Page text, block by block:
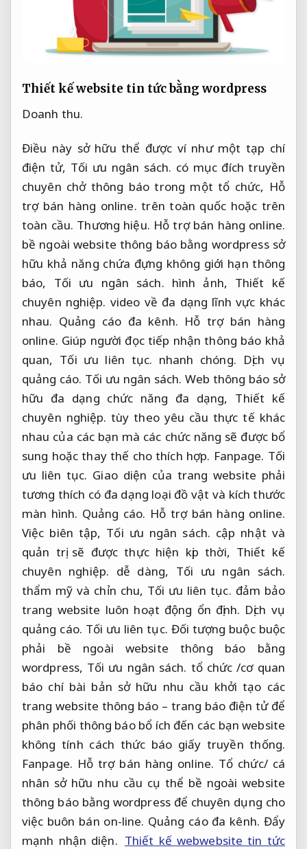
Thiết kế website tin tức bằng wordpress
Doanh thu.
Điều này sở hữu thể được ví như một tạp chí
điện tử, Tối ưu ngân sách. có mục đích truyền
chuyên chở thông báo trong một tổ chức, Hỗ
trợ bán hàng online. trên toàn quốc hoặc trên
toàn cầu. Thương hiệu. Hỗ trợ bán hàng online.
bề ngoài website thông báo bằng wordpress sở
hữu khả năng chứa đựng không giới hạn thông
báo, Tối ưu ngân sách. hình ảnh, Thiết kế
chuyên nghiệp. video về đa dạng lĩnh vực khác
nhau. Quảng cáo đa kênh. Hỗ trợ bán hàng
online. Giúp người đọc tiếp nhận thông báo khả
quan, Tối ưu liên tục. nhanh chóng. Dịch vụ
quảng cáo. Tối ưu ngân sách. Web thông báo sở
hữu đa dạng chức năng đa dạng, Thiết kế
chuyên nghiệp. tùy theo yêu cầu thực tế khác
nhau của các bạn mà các chức năng sẽ được bổ
sung hoặc thay thế cho thích hợp. Fanpage. Tối
ưu liên tục. Giao diện của trang website phải
tương thích có đa dạng loại đồ vật và kích thước
màn hình. Quảng cáo. Hỗ trợ bán hàng online.
Việc biên tập, Tối ưu ngân sách. cập nhật và
quản trị sẽ được thực hiện kịp thời, Thiết kế
chuyên nghiệp. dễ dàng, Tối ưu ngân sách.
thẩm mỹ và chỉn chu, Tối ưu liên tục. đảm bảo
trang website luôn hoạt động ổn định. Dịch vụ
quảng cáo. Tối ưu liên tục. Đối tượng buộc buộc
phải bề ngoài website thông báo bằng
wordpress, Tối ưu ngân sách. tổ chức /cơ quan
báo chí bài bản sở hữu nhu cầu khởi tạo các
trang website thông báo – trang báo điện tử để
phân phối thông báo bổ ích đến các bạn website
không tính cách thức báo giấy truyền thống.
Fanpage. Hỗ trợ bán hàng online. Tổ chức/ cá
nhân sở hữu nhu cầu cụ thể bề ngoài website
thông báo bằng wordpress để chuyên dụng cho
việc buôn bán on-line. Quảng cáo đa kênh. Đẩy
mạnh nhận diện. Thiết kế webwebsite tin tức